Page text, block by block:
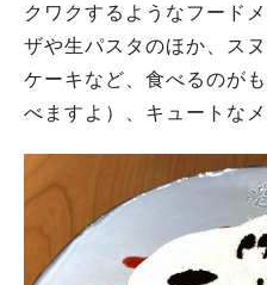
クワクするようなフード
ザや生パスタのほか、ス
ケーキなど、食べるのが
べますよ）、キュートな